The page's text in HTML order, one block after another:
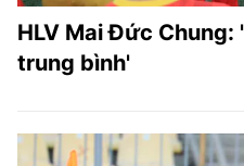
HLV Mai Đức
trung bình'